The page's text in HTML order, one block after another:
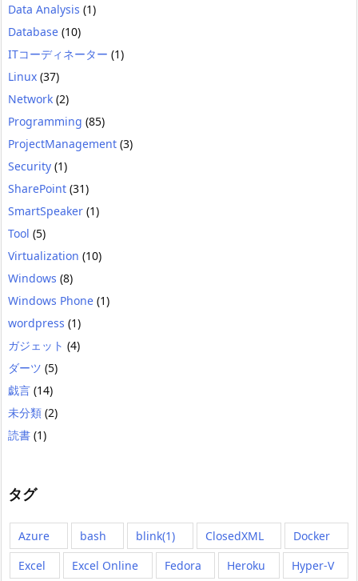
Data Analysis (1)
Database (10)
ITコーディネーター (1)
Linux (37)
Network (2)
Programming (85)
ProjectManagement (3)
Security (1)
SharePoint (31)
SmartSpeaker (1)
Tool (5)
Virtualization (10)
Windows (8)
Windows Phone (1)
wordpress (1)
ガジェット (4)
ダーツ (5)
戯言 (14)
未分類 (2)
読書 (1)
タグ
Azure bash blink(1) ClosedXML
Docker
Excel
Excel Online Fedora Heroku
Hyper-V